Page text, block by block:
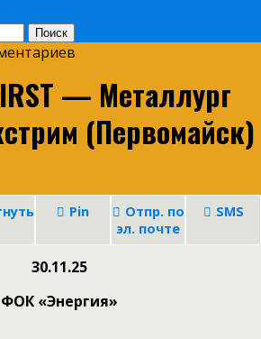
— Металлург
(Первомайск)
Pin
Отпр. по
эл. почте
SMS
30.11.25
ФОК «Энергия»